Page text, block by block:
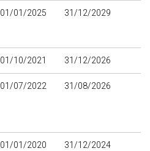
01/01/2025 31/12/2029
01/10/2021 31/12/2026
01/07/2022 31/08/2026
01/01/2020 31/12/2024